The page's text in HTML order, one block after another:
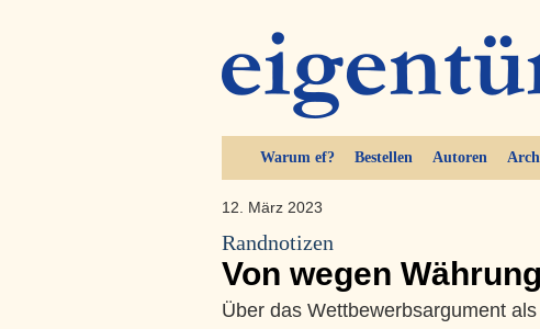
Warum ef? Bestellen Autoren
12. März 2023
Randnotizen
Von wegen
Über das Wettbewerbsargument als